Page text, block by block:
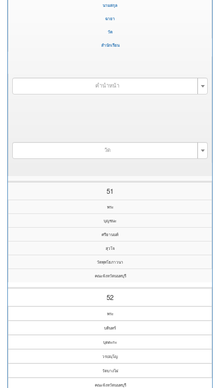
นามสกุล
ฉายา
วัด
สำนักเรียน
คำนำหน้า
วัด
51
พระ
บุญชนะ
ศรียานนท์
สุวโจ
วัดพุทโธภาวนา
คณะจังหวัดนนทบุรี
52
พระ
บดินทร์
บุตตะกะ
วรปญฺโญ
วัดบางไผ่
คณะจังหวัดนนทบุรี